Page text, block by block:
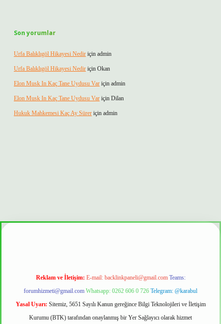
Son yorumlar
Urfa Balıklıgöl Hikayesi Nedir için admin
Urfa Balıklıgöl Hikayesi Nedir için Okan
Elon Musk In Kaç Tane Uydusu Var için admin
Elon Musk In Kaç Tane Uydusu Var için Dilan
Hukuk Mahkemesi Kaç Ay Sürer için admin
mi
Reklam ve İletişim: E-mail: backlinkpaneli@gmail.com Teams:
forumhizmeti@gmail.com Whatsapp: 0262 606 0 726 Telegram: @karabul
Yasal Uyarı: Sitemiz, 5651 Sayılı Kanun gereğince Bilgi Teknolojileri ve İletişim
Kurumu (BTK) tarafından onaylanmış bir Yer Sağlayıcı olarak hizmet